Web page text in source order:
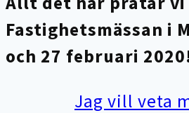
Fastighetsmässan i
och 27 februari
Jag vill veta